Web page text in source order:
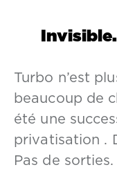
Turbo n’est
beaucoup de
été une
privatisation .
Pas de